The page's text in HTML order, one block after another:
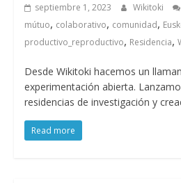
septiembre 1, 2023 Wikitoki
mútuo, colaborativo, comunidad,
productivo_reproductivo, Residencia,
Desde Wikitoki hacemos un
experimentación abierta.
residencias de investigación y
Read more